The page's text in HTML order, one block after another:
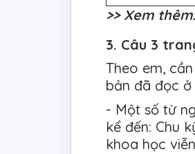
>> Xem
3. Câu 3
Theo em,
bản đã đọc ở
- Một số từ
kể đến: Chu
khoa học